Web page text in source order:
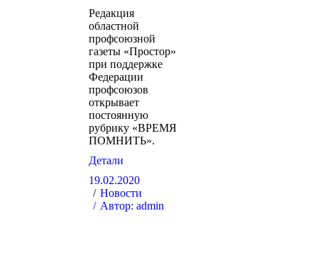
Редакция
областной
профсоюзной
газеты «Простор»
при поддержке
Федерации
профсоюзов
открывает
постоянную
рубрику «ВРЕМЯ
ПОМНИТЬ».
Детали
19.02.2020
Новости
Автор:admin